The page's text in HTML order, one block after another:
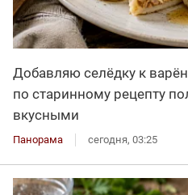
Добавляю селёдку к
по старинному рецепту
вкусными
Панорама сегодня, 03:25